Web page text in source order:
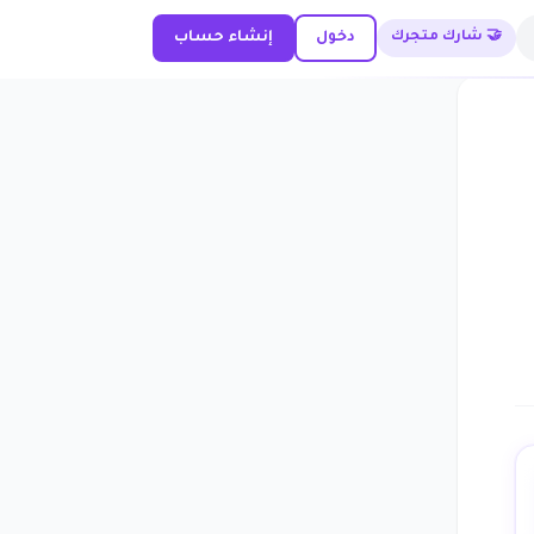
🤝 شارك متجرك دخول إنشاء حساب